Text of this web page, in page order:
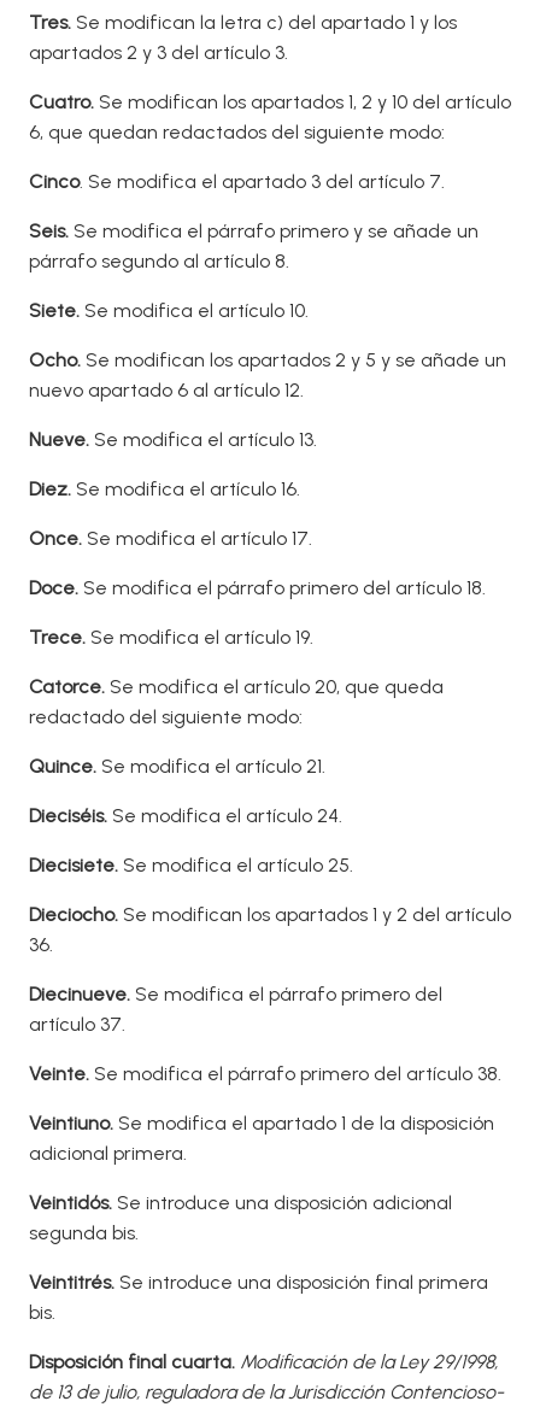
Tres. Se modifican la letra c) del apartado 1 y los
apartados 2 y 3 del artículo 3.
Cuatro. Se modifican los apartados 1, 2 y 10 del artículo
6, que quedan redactados del siguiente modo:
Cinco. Se modifica el apartado 3 del artículo 7.
Seis. Se modifica el párrafo primero y se añade un
párrafo segundo al artículo 8.
Siete. Se modifica el artículo 10.
Ocho. Se modifican los apartados 2 y 5 y se añade un
nuevo apartado 6 al artículo 12.
Nueve. Se modifica el artículo 13.
Diez. Se modifica el artículo 16.
Once. Se modifica el artículo 17.
Doce. Se modifica el párrafo primero del artículo 18.
Trece. Se modifica el artículo 19.
Catorce. Se modifica el artículo 20, que queda
redactado del siguiente modo:
Quince. Se modifica el artículo 21.
Dieciséis. Se modifica el artículo 24.
Diecisiete. Se modifica el artículo 25.
Dieciocho. Se modifican los apartados 1 y 2 del artículo
36.
Diecinueve. Se modifica el párrafo primero del
artículo 37.
Veinte. Se modifica el párrafo primero del artículo 38.
Veintiuno. Se modifica el apartado 1 de la disposición
adicional primera.
Veintidós. Se introduce una disposición adicional
segunda bis.
Veintitrés. Se introduce una disposición final primera
bis.
Disposición final cuarta. Modificación de la Ley 29/1998,
de 13 de julio, reguladora de la Jurisdicción Contencioso-